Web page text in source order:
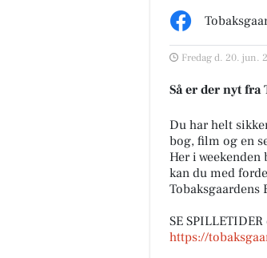
Fredag d. 20. jun.
Så er der nyt fra
Du har helt
bog, film og en
Her i
kan du med
Tobaksgaardens
SE
https://